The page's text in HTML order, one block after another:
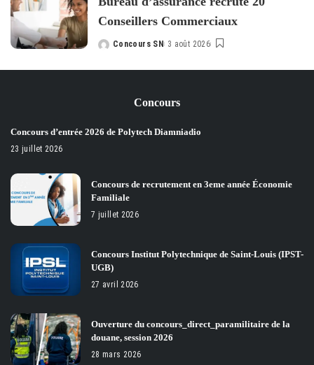
Conseillers Commerciaux
Posted
Concours SN 3 août 2026
Concours
Concours d’entrée 2026 de Polytech Diamniadio
23 juillet 2026
Concours de recrutement en 3eme année Économie
Familiale
7 juillet 2026
Concours Institut Polytechnique de Saint-Louis (IPST-
UGB)
27 avril 2026
Ouverture du concours_direct_paramilitaire de la
douane, session 2026
28 mars 2026